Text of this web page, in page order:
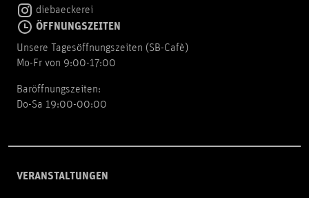
diebaeckerei
ÖFFNUNGSZEITEN
Unsere Tagesöffnungszeiten (SB-Cafè)
Mo-Fr von 9:00-17:00
Baröffnungszeiten:
Do-Sa 19:00-00:00
VERANSTALTUNGEN